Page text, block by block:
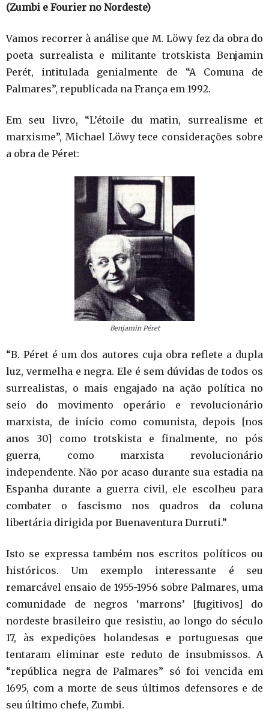
(Zumbi e Fourier no Nordeste)
Vamos recorrer à análise que M. Löwy fez da obra do
poeta surrealista e militante trotskista Benjamin
Perét, intitulada genialmente de “A Comuna de
Palmares”, republicada na França em 1992.
Em seu livro, “L’étoile du matin, surrealisme et
marxisme”, Michael Löwy tece considerações sobre
a obra de Péret:
Benjamin Péret
“B. Péret é um dos autores cuja obra reflete a dupla
luz, vermelha e negra. Ele é sem dúvidas de todos os
surrealistas, o mais engajado na ação política no
seio do movimento operário e revolucionário
marxista, de início como comunista, depois [nos
anos 30] como trotskista e finalmente, no pós
guerra, como marxista revolucionário
independente. Não por acaso durante sua estadia na
Espanha durante a guerra civil, ele escolheu para
combater o fascismo nos quadros da coluna
libertária dirigida por Buenaventura Durruti.”
Isto se expressa também nos escritos políticos ou
históricos. Um exemplo interessante é seu
remarcável ensaio de 1955-1956 sobre Palmares, uma
comunidade de negros ‘marrons’ [fugitivos] do
nordeste brasileiro que resistiu, ao longo do século
17, às expedições holandesas e portuguesas que
tentaram eliminar este reduto de insubmissos. A
“república negra de Palmares” só foi vencida em
1695, com a morte de seus últimos defensores e de
seu último chefe, Zumbi.